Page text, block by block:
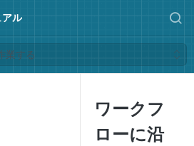
ル
業する
ワークフ
ローに沿